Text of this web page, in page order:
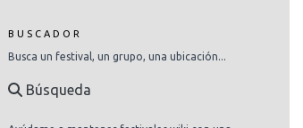
BUSCADOR
Busca un festival, un grupo, una ubicación...
Búsqueda